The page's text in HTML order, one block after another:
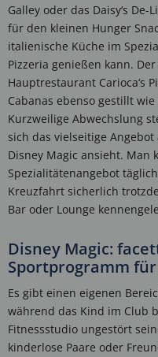
Galley oder das Daisy‘s
für den kleinen Hunger
italienische Küche im
Pizzeria genießen kann.
Hauptrestaurant Carioca‘s
Cabanas ebenso gestillt
Kurzweilige Abwechslung
sich das vielseitige
Disney Magic ansieht. Man
Spezialitätenangebot
Kreuzfahrt sicherlich
Bar oder Lounge
Disney Magic:
Sportprogramm
Es gibt einen eigenen
während das Kind im Club
Fitnessstudio ungestört
kinderlose Paare oder